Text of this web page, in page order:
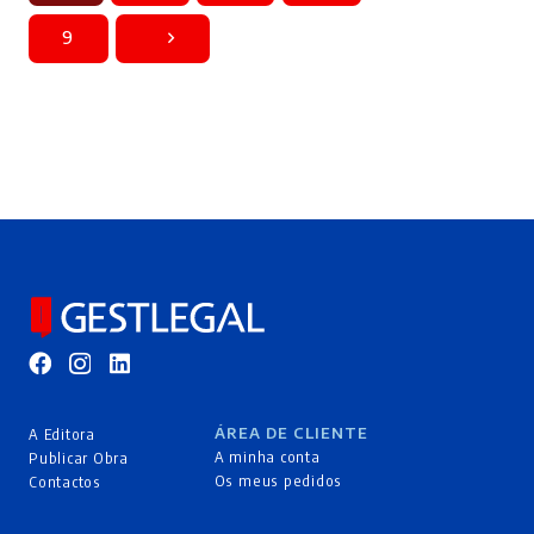
9
A Editora
Publicar Obra
Contactos
ÁREA DE CLIENTE
A minha conta
Os meus pedidos